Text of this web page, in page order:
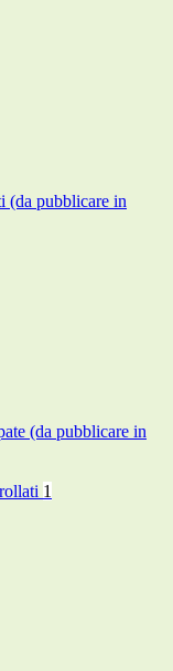
(da pubblicare in
(da pubblicare in
1